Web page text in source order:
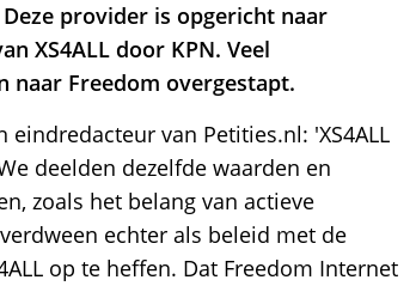
provider is opgericht naar
XS4ALL door KPN. Veel
naar Freedom overgestapt.
van Petities.nl: 'XS4ALL
deelden dezelfde waarden en
zoals het belang van actieve
echter als beleid met de
op te heffen. Dat Freedom Internet